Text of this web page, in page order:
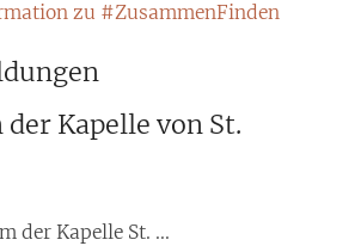
zu #ZusammenFinden
Kapelle von St.
der Kapelle St. ...